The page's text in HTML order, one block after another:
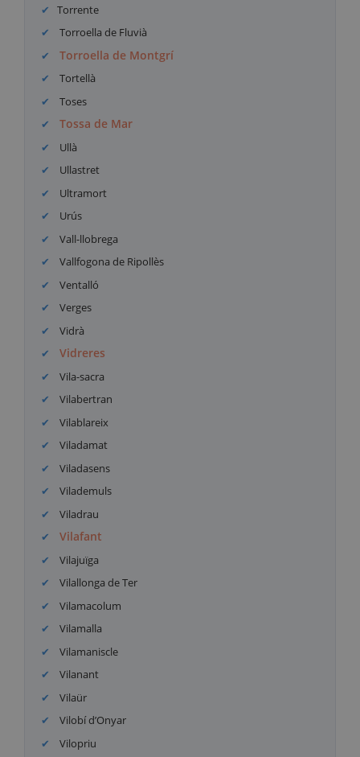
Torrente
Torroella de Fluvià
Torroella de Montgrí
Tortellà
Toses
Tossa de Mar
Ullà
Ullastret
Ultramort
Urús
Vall-llobrega
Vallfogona de Ripollès
Ventalló
Verges
Vidrà
Vidreres
Vila-sacra
Vilabertran
Vilablareix
Viladamat
Viladasens
Vilademuls
Viladrau
Vilafant
Vilajuïga
Vilallonga de Ter
Vilamacolum
Vilamalla
Vilamaniscle
Vilanant
Vilaür
Vilobí d’Onyar
Vilopriu